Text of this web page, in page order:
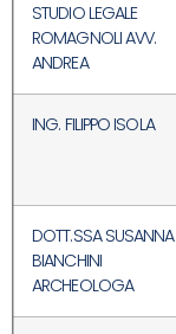
STUDIO LEGALE
ROMAGNOLI AVV.
ANDREA
ING. FILIPPO ISOLA
DOTT.SSA SUSANNA
BIANCHINI
ARCHEOLOGA